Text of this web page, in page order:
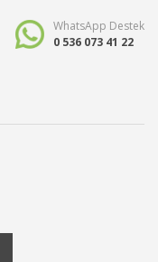
WhatsApp Destek
0 536 073 41 22